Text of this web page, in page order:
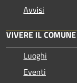
Avvisi
VIVERE IL COMUNE
Luoghi
Eventi